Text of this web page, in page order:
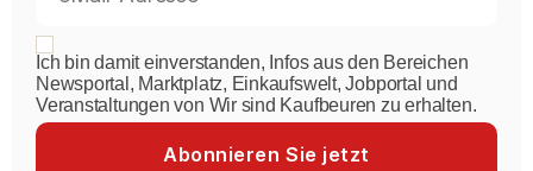
Ich bin damit einverstanden, Infos aus den Bereichen
Newsportal, Marktplatz, Einkaufswelt, Jobportal und
Veranstaltungen von Wir sind Kaufbeuren zu erhalten.